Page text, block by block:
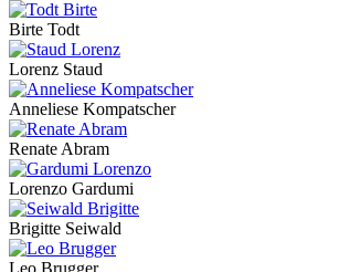
Birte Todt
Lorenz Staud
Anneliese Kompatscher
Renate Abram
Lorenzo Gardumi
Brigitte Seiwald
Leo Brugger